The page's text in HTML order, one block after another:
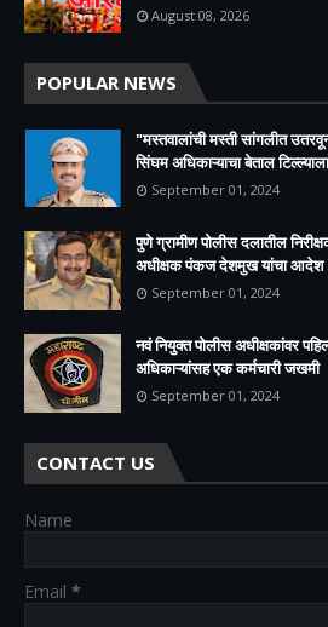
August 08, 2026
POPULAR NEWS
"मस्तवालांची मस्ती सांगलीत
सिंघम अधिकाऱ्याचा बेताल
September 01, 2024
पुणे ग्रामीण पोलीस दलातील
अधीक्षक पंकज देशमुख यांचा आदेश
September 01, 2024
नवं नियुक्त पोलीस अधीक्षकांवर
अधिकाऱ्यांसह एक कर्मचारी जखमी
September 01, 2024
CONTACT US
Name
Email *